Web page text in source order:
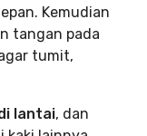
Kemudian
tangan pada
tumit,
lantai, dan